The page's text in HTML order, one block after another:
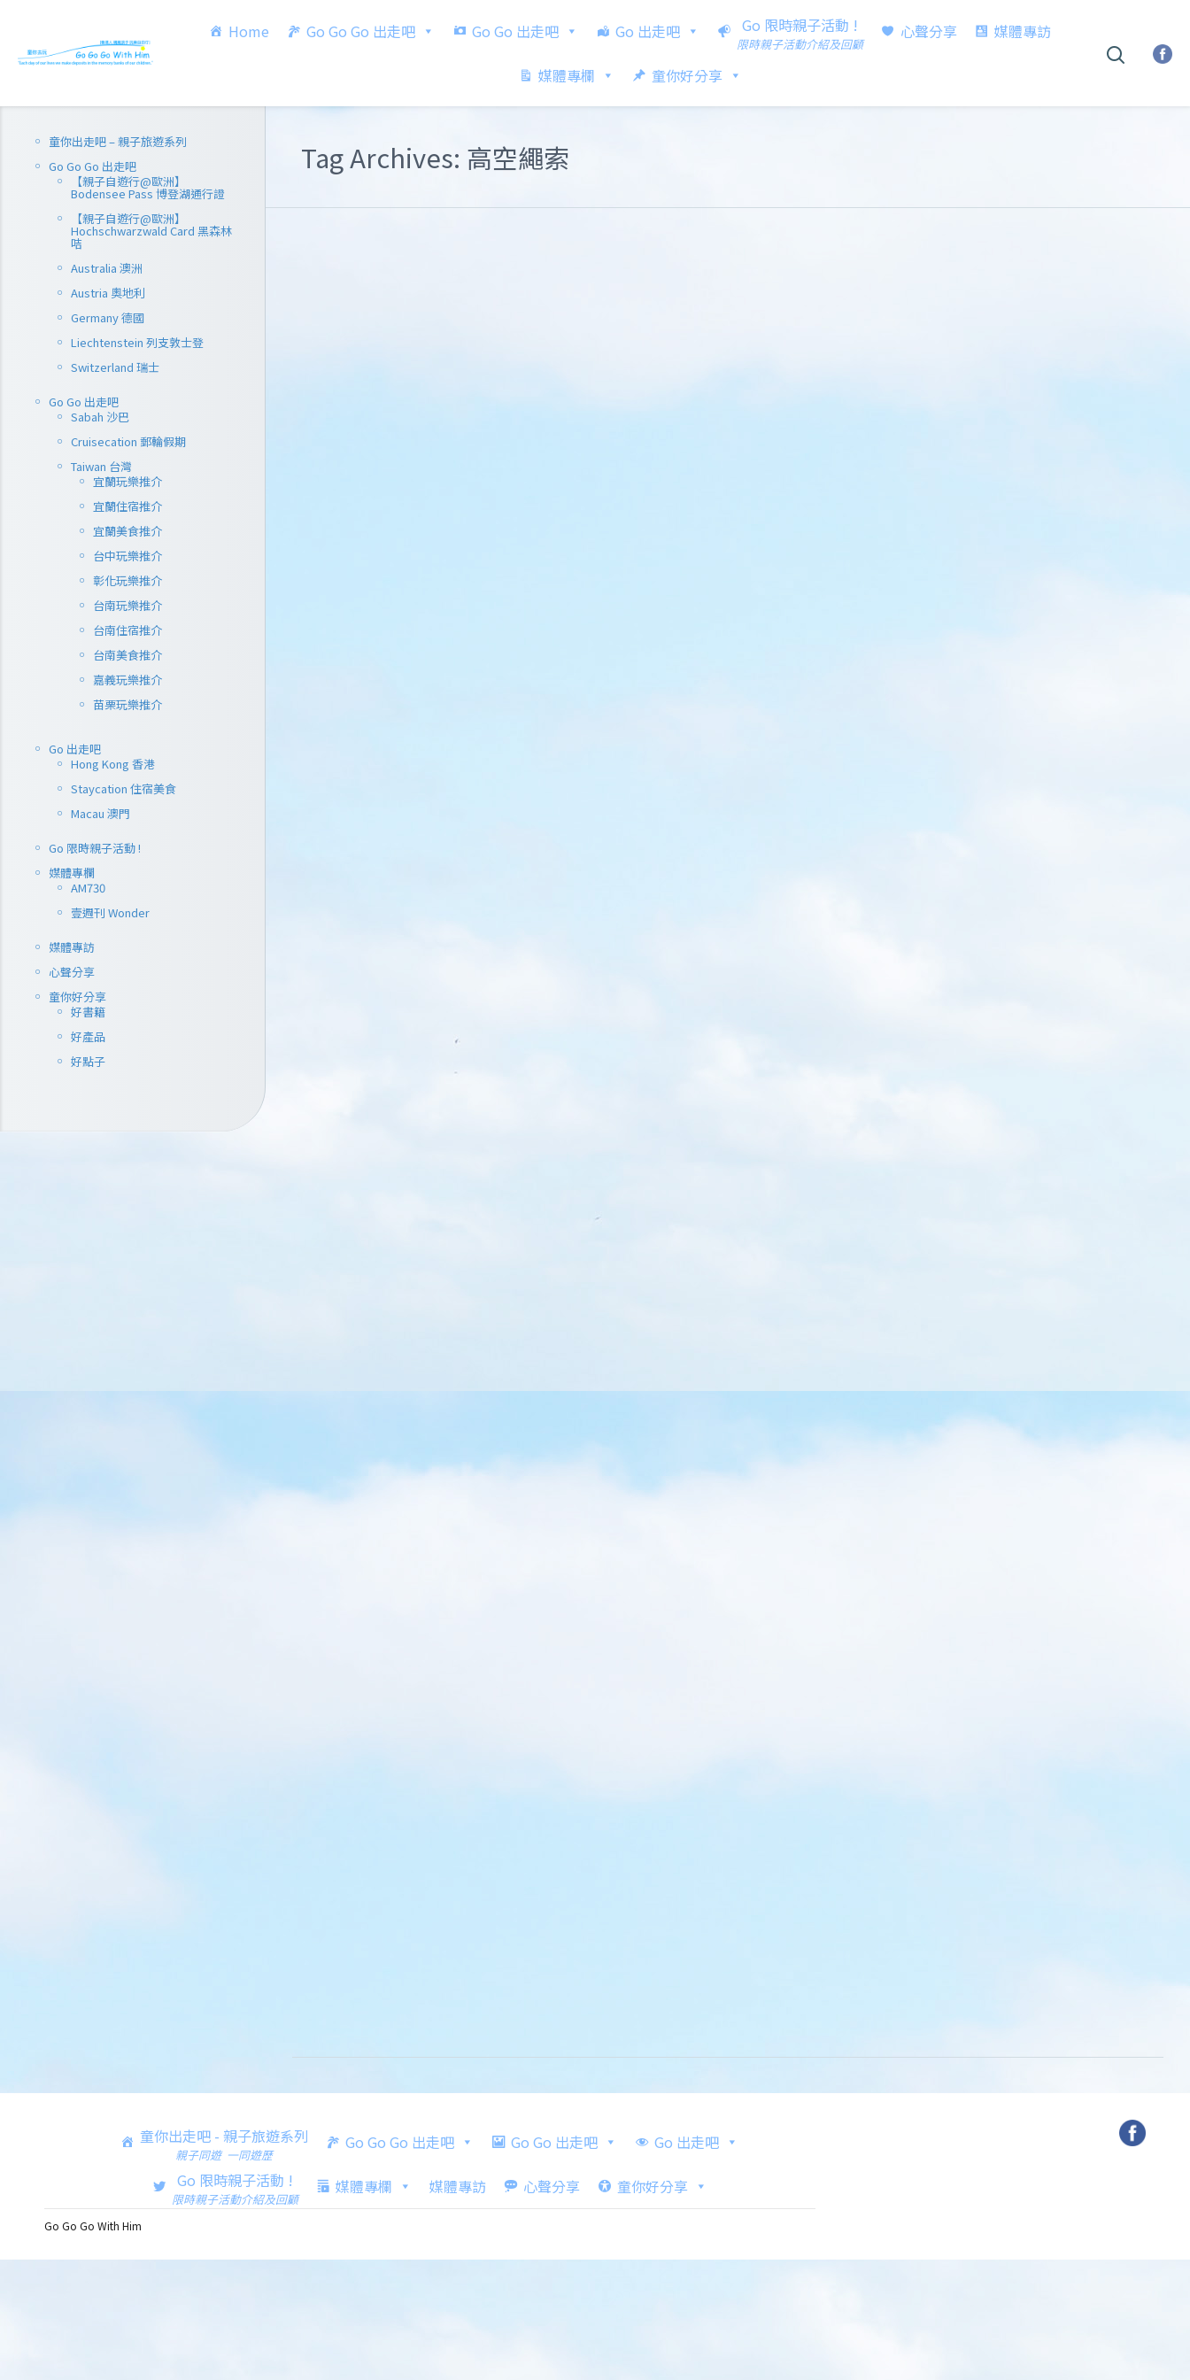
Home Go Go Go 出走吧 Go Go 出走吧 Go 出走吧 Go 限時親子活動 !
限時親子活動介紹及回顧
心聲分享 媒體專訪
媒體專欄 童你好分享
童你出走吧 – 親子旅遊系列
Go Go Go 出走吧
【親子自遊行@歐洲】
Bodensee Pass 博登湖通行證
【親子自遊行@歐洲】
Hochschwarzwald Card 黑森林
咭
Australia 澳洲
Austria 奧地利
Germany 德國
Liechtenstein 列支敦士登
Switzerland 瑞士
Go Go 出走吧
Sabah 沙巴
Cruisecation 郵輪假期
Taiwan 台灣
宜蘭玩樂推介
宜蘭住宿推介
宜蘭美食推介
台中玩樂推介
彰化玩樂推介
台南玩樂推介
台南住宿推介
台南美食推介
嘉義玩樂推介
苗栗玩樂推介
Go 出走吧
Hong Kong 香港
Staycation 住宿美食
Macau 澳門
Go 限時親子活動 !
媒體專欄
AM730
壹週刊 Wonder
媒體專訪
心聲分享
童你好分享
好書籍
好產品
好點子
Tag Archives: 高空繩索
童你出走吧 - 親子旅遊系列
親子同遊 一同遊歷
Go Go Go 出走吧 Go Go 出走吧
Go 出走吧
Go 限時親子活動 !
限時親子活動介紹及回顧
媒體專欄 媒體專訪 心聲分享 童你好分享
Go Go Go With Him